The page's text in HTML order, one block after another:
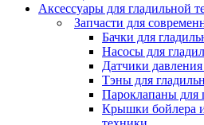
Аксессуары для гладильной
Запчасти для
Бачки для
Насосы для
Датчики
Тэны для
Пароклапаны для
Крышки бойлера и